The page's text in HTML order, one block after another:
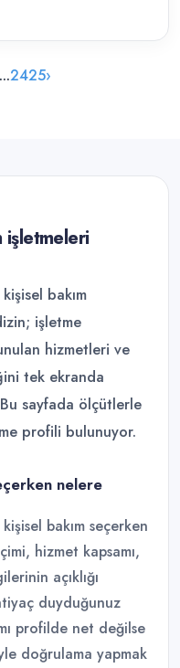
...2425›
işletmeleri
bakım
işletme
hizmetleri ve
tek ekranda
Bu sayfada ölçütlerle
profili bulunuyor.
nelere
bakım seçerken
hizmet kapsamı,
açıklığı
duyduğunuz
profilde net değilse
doğrulama yapmak